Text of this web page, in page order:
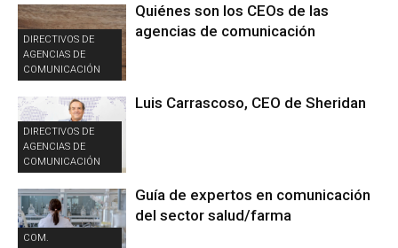
DIRECTIVOS DE
AGENCIAS DE
COMUNICACIÓN
Quiénes son los CEOs de las
agencias de comunicación
DIRECTIVOS DE
AGENCIAS DE
COMUNICACIÓN
Luis Carrascoso, CEO de Sheridan
COM.
Guía de expertos en comunicación
del sector salud/farma